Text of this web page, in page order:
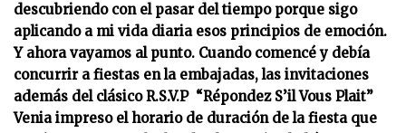
descubriendo con el pasar del tiempo porque sigo
aplicando a mi vida diaria esos principios de emoción.
Y ahora vayamos al punto. Cuando comencé y debía
concurrir a fiestas en la embajadas, las invitaciones
además del clásico R.S.V.P “Répondez S’il Vous Plait”
Venia impreso el horario de duración de la fiesta que